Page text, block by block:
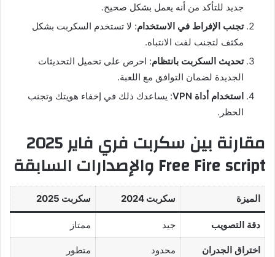
جديد للتأكد من أنه يعمل بشكل صحيح.
تجنب الإفراط في الاستخدام: لا تستخدم السكربت بشكل
مكثف لتجنب لفت الانتباه.
تحديث السكربت بانتظام: احرص على تحميل التحديثات
الجديدة لضمان التوافق مع اللعبة.
استخدام أداة VPN
: يساعدك ذلك في إخفاء هويتك وتجنب
الحظر.
مقارنة بين سكربت فري فاير 2025
Free Fire script والإصدارات السابقة
الميزة سكربت 2024 سكربت 2025
دقة التصويب جيد ممتاز
اختراق الجدران محدود متطور